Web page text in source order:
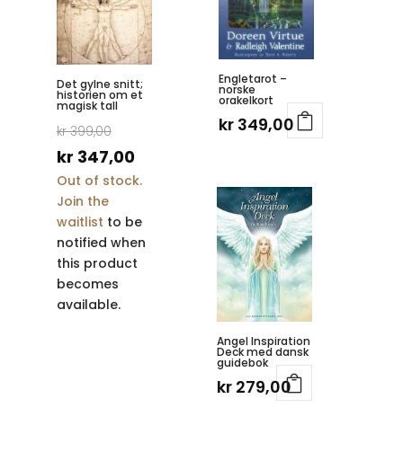
Det gylne snitt;
historien om et
magisk tall
kr399,00
pris
var:
kr 347,00Nåværende
pris
kr 347,00.
Out of stock.
Join the
waitlist to be
notified when
this product
becomes
available.
Engletarot –
norske
orakelkort
kr 349,00
Angel Inspiration
Deck med dansk
guidebok
kr279,00